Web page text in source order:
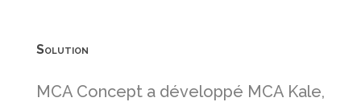
Solution
MCA Concept a développé MCA Kale,